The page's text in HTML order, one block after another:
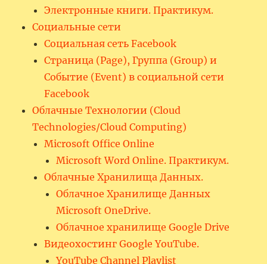
Электронные книги. Практикум.
Социальные сети
Социальная сеть Facebook
Страница (Page), Группа (Group) и
Событие (Event) в социальной сети
Facebook
Облачные Технологии (Cloud
Technologies/Cloud Computing)
Microsoft Office Online
Microsoft Word Online. Практикум.
Облачные Хранилища Данных.
Облачное Хранилище Данных
Microsoft OneDrive.
Облачное хранилище Google Drive
Видеохостинг Google YouTube.
YouTube Channel Playlist